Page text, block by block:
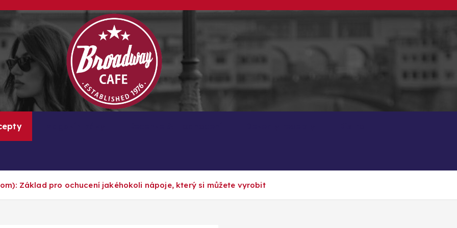
Základ pro ochucení jakéhokoli nápoje, který si můžete vyrobit